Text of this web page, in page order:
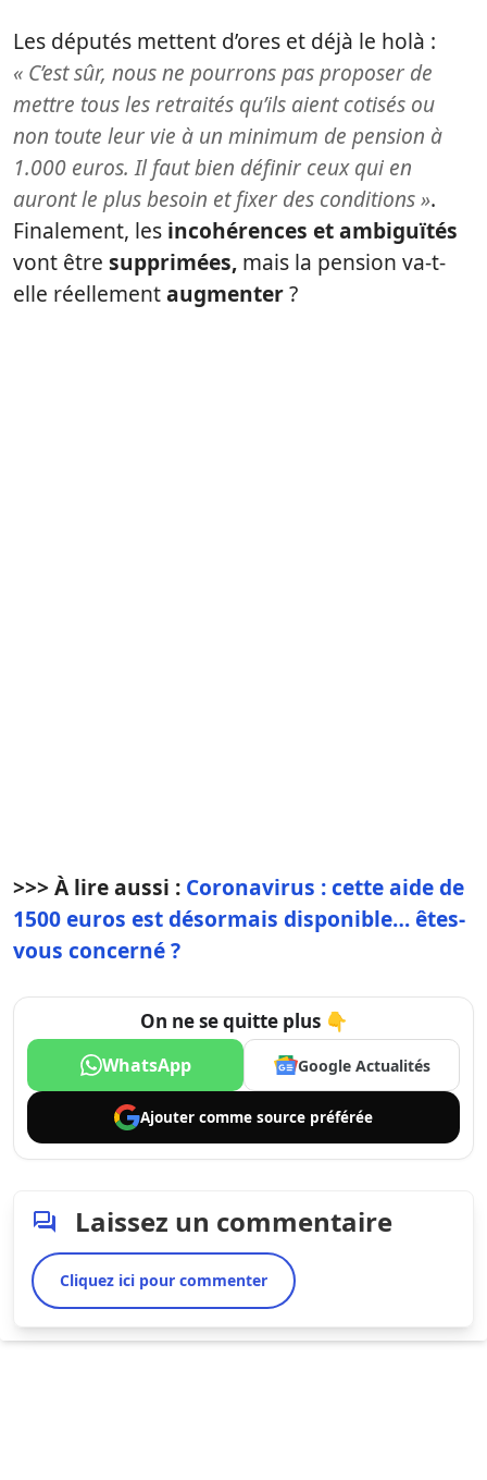
Les députés mettent d’ores et déjà le holà :
« C’est sûr, nous ne pourrons pas proposer de
mettre tous les retraités qu’ils aient cotisés ou
non toute leur vie à un minimum de pension à
1.000 euros. Il faut bien définir ceux qui en
auront le plus besoin et fixer des conditions ».
Finalement, les incohérences et ambiguïtés
vont être supprimées, mais la pension va-t-
elle réellementaugmenter?
>>> À lire aussi : Coronavirus : cette aide de
1500 euros est désormais disponible… êtes-
vous concerné ?
On ne se quitte plus 👇
WhatsApp Google Actualités
Ajouter comme source préférée
Laissez un commentaire
Cliquez ici pour commenter